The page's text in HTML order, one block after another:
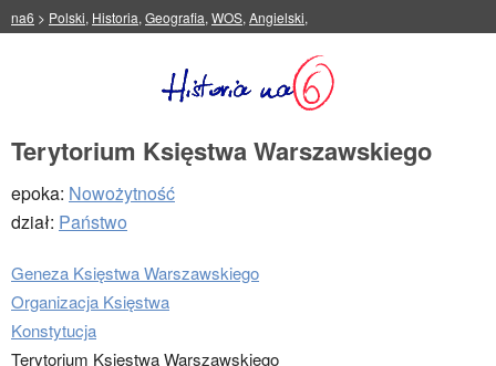
na6 > Polski, Historia, Geografia, WOS, Angielski,
Terytorium Księstwa Warszawskiego
epoka: Nowożytność
dział: Państwo
Geneza Księstwa Warszawskiego
Organizacja Księstwa
Konstytucja
Terytorium Księstwa Warszawskiego